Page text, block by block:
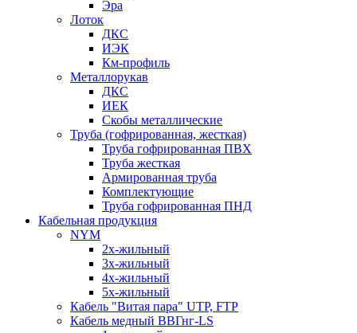
Эра
Лоток
ДКС
ИЭК
Км-профиль
Металлорукав
ДКС
ИЕК
Скобы металлические
Труба (гофрированная, жесткая)
Труба гофрированная ПВХ
Труба жесткая
Армированная труба
Комплектующие
Труба гофрированная ПНД
Кабельная продукция
NYM
2х-жильный
3х-жильный
4х-жильный
5х-жильный
Кабель "Витая пара" UTP, FTP
Кабель медный ВВГнг-LS